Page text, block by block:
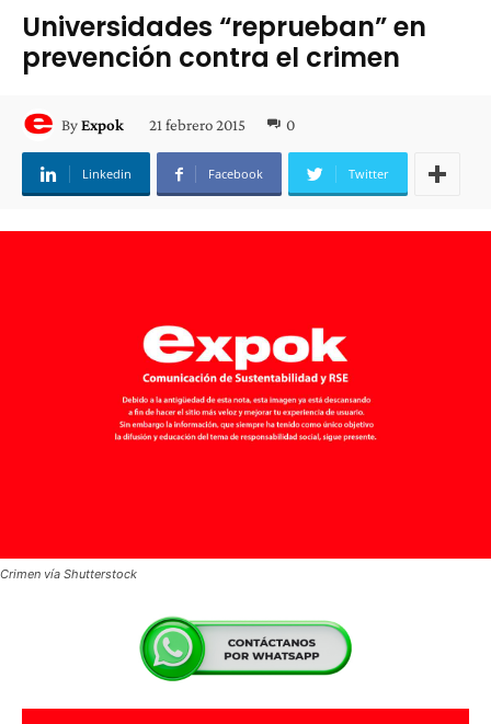
Universidades “reprueban” en
prevención contra el crimen
ByExpok 21 febrero 2015 0
Linkedin Facebook Twitter
Crimen vía Shutterstock